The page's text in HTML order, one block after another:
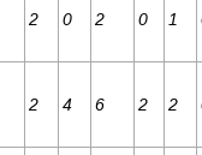
2 0 2 0 1
2 4 6 2 2